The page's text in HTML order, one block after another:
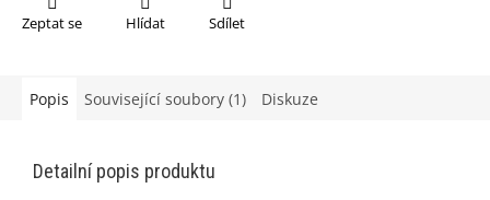
Zeptat se Hlídat Sdílet
Popis Související soubory (1) Diskuze
Detailní popis produktu